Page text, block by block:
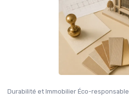
Durabilité et Immobilier Éco-responsable